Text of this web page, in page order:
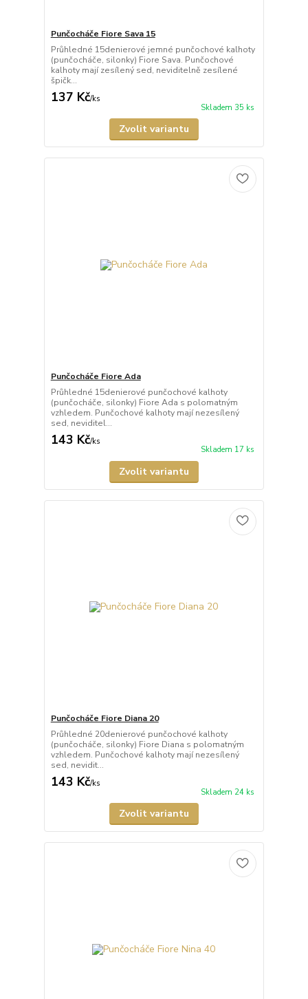
Punčocháče Fiore Sava 15
Průhledné 15denierové jemné punčochové kalhoty
(punčocháče, silonky) Fiore Sava. Punčochové
kalhoty mají zesílený sed, neviditelně zesílené
špičk...
137 Kč/ks
Skladem 35 ks
Zvolit variantu
Punčocháče Fiore Ada
Průhledné 15denierové punčochové kalhoty
(punčocháče, silonky) Fiore Ada s polomatným
vzhledem. Punčochové kalhoty mají nezesílený
sed, neviditel...
143 Kč/ks
Skladem 17 ks
Zvolit variantu
Punčocháče Fiore Diana 20
Průhledné 20denierové punčochové kalhoty
(punčocháče, silonky) Fiore Diana s polomatným
vzhledem. Punčochové kalhoty mají nezesílený
sed, nevidit...
143 Kč/ks
Skladem 24 ks
Zvolit variantu